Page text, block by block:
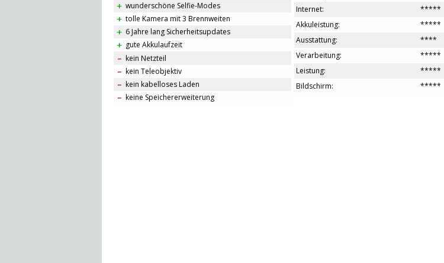
wunderschöne Selfie-Modes
tolle Kamera mit 3 Brennweiten
6 Jahre lang Sicherheitsupdates
gute Akkulaufzeit
kein Netzteil
kein Teleobjektiv
kein kabelloses Laden
keine Speichererweiterung
*****
Internet:
*****
Akkuleistung:
****
Ausstattung:
*****
Verarbeitung:
*****
Leistung:
*****
Bildschirm: